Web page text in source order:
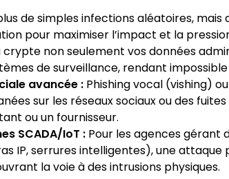
de simples infections aléatoires, mais
pour maximiser l’impact et la
non seulement vos données
de surveillance, rendant impossible
avancée : Phishing vocal (vishing)
sur les réseaux sociaux ou des
ou un fournisseur.
SCADA/IoT : Pour les agences gérant
IP, serrures intelligentes), une
la voie à des intrusions physiques.